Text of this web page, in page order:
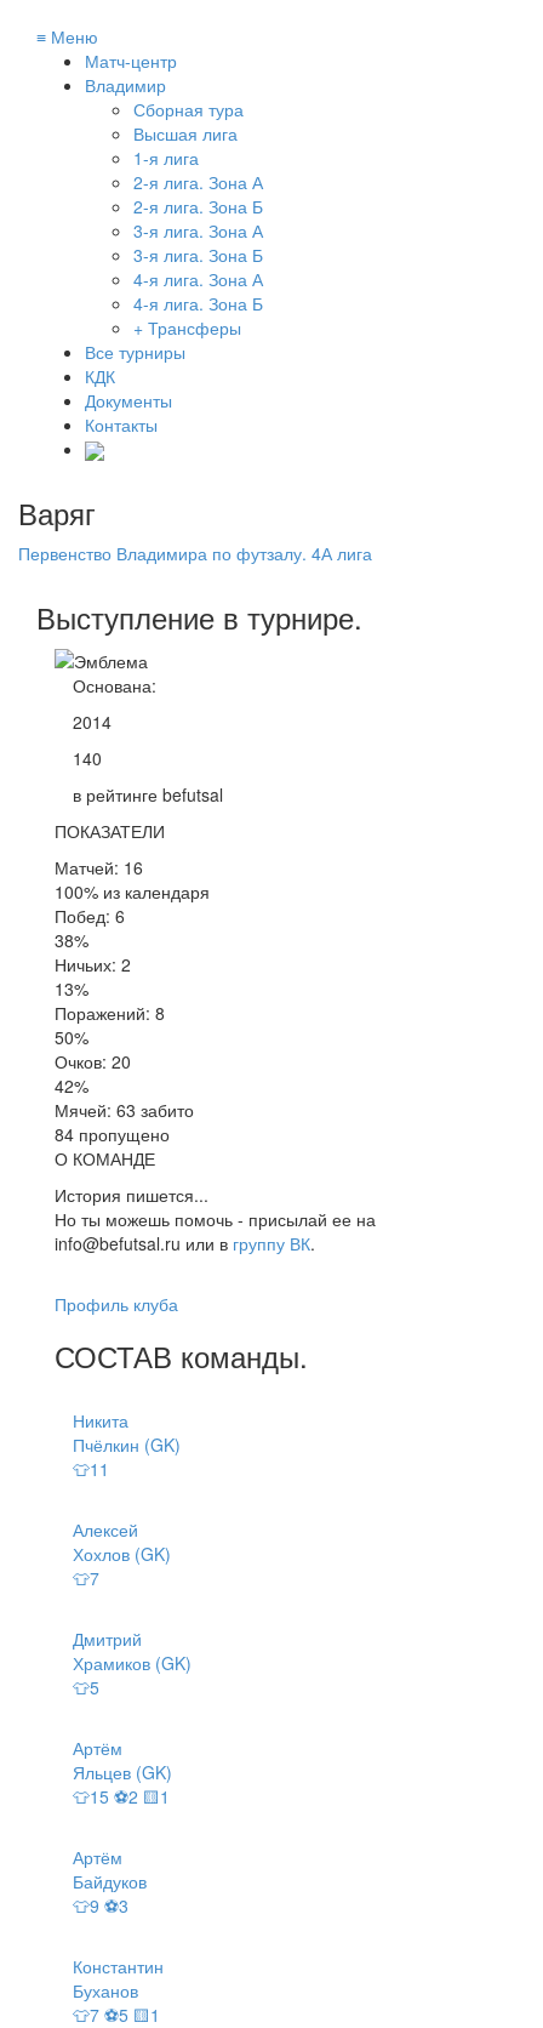
≡ Меню
Матч-центр
Владимир
Сборная тура
Высшая лига
1-я лига
2-я лига. Зона А
2-я лига. Зона Б
3-я лига. Зона А
3-я лига. Зона Б
4-я лига. Зона А
4-я лига. Зона Б
+ Трансферы
Все турниры
КДК
Документы
Контакты
Варяг
Первенство Владимира по футзалу. 4А лига
Выступление в турнире.
Основана:
2014
140
в рейтинге befutsal
ПОКАЗАТЕЛИ
Матчей: 16
100% из календаря
Побед: 6
38%
Ничьих: 2
13%
Поражений: 8
50%
Очков: 20
42%
Мячей: 63 забито
84 пропущено
О КОМАНДЕ
История пишется...
Но ты можешь помочь - присылай ее на
info@befutsal.ru или в группу ВК.
Профиль клуба
СОСТАВ команды.
Никита
Пчёлкин (GK)
👕11
Алексей
Хохлов (GK)
👕7
Дмитрий
Храмиков (GK)
👕5
Артём
Яльцев (GK)
👕15 ⚽2 🟨1
Артём
Байдуков
👕9 ⚽3
Константин
Буханов
👕7 ⚽5 🟨1